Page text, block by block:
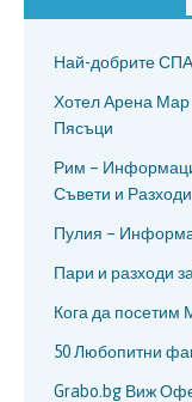
Най-добрите
Хотел Арена
Пясъци
Рим –
Съвети и Разходи
Пулия –
Пари и разходи
Кога да посетим
50 Любопитни
Grabo.bg Виж